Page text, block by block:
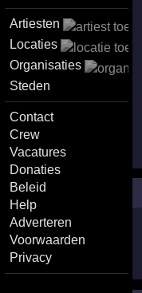
Artiesten
Locaties
Organisaties
Steden
Contact
Crew
Vacatures
Donaties
Beleid
Help
Adverteren
Voorwaarden
Privacy